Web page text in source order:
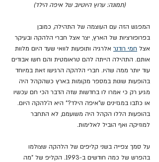
(תמונה: ערוץ היוטיוב של איפה הילד)
המפגש הזה עם העוצמה של התהילה, כמובן
בפרופורציות של הארץ, יצר אצל חברי הלהקה ובעיקר
אצל חמי רודנר אלרגיה ותופעות לוואי שעד היום מלוות
אותם. התהילה הייתה להם טראומטית והם חשו אבודים
עוד יותר ממה שהיו. חברי הלהקה הרגישו זאת במיוחד
בהופעות שונות במספר מקומות בארץ כשהקהל היה
מגיע רק כי אמרו לו בחדשות שזה הדבר הכי חם עכשיו
או כתבו במגזינים ש"איפה הילד?" היא ה'להקה היום.
בהופעות הללו הקהל היה משועמם, לא התחבר
למוזיקה ואף הוביל לאלימות.
על סמך צפייה בשני קליפים של הלהקה שצולמו
בהפרש של כמה חודשים ב-1993. הקליפ של "מה